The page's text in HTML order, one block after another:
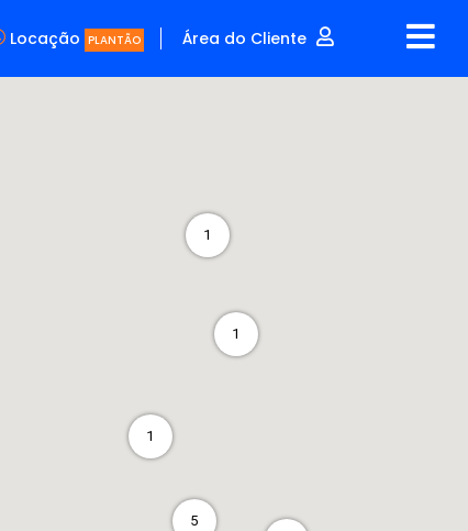
Locação PLANTÃO Área do Cliente
1
5
1
1